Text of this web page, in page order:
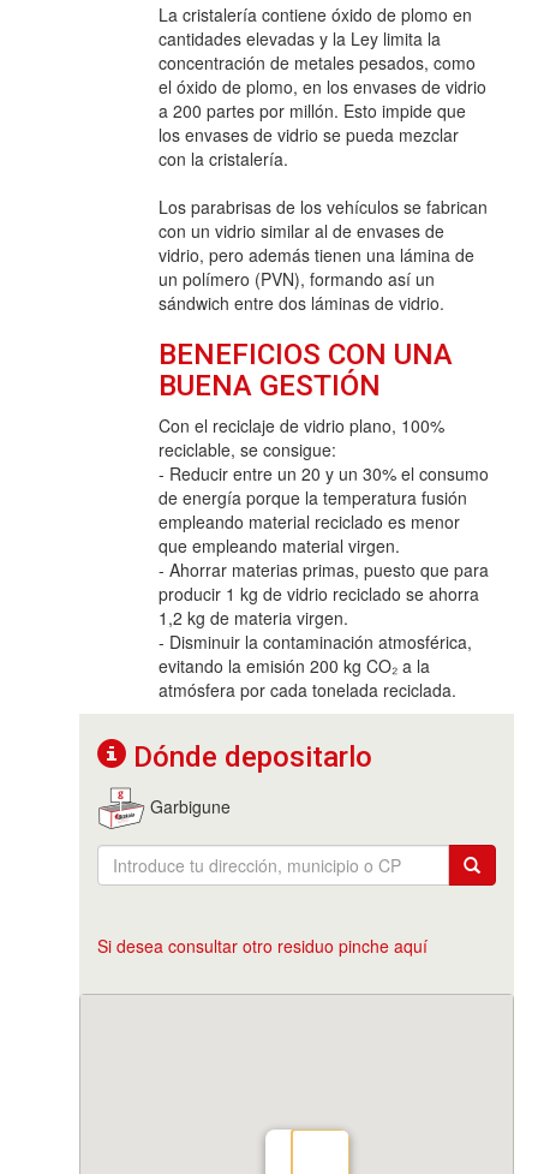
La cristalería contiene óxido de plomo en
cantidades elevadas y la Ley limita la
concentración de metales pesados, como
el óxido de plomo, en los envases de vidrio
a 200 partes por millón. Esto impide que
los envases de vidrio se pueda mezclar
con la cristalería.
Los parabrisas de los vehículos se fabrican
con un vidrio similar al de envases de
vidrio, pero además tienen una lámina de
un polímero (PVN), formando así un
sándwich entre dos láminas de vidrio.
BENEFICIOS CON UNA
BUENA GESTIÓN
Con el reciclaje de vidrio plano, 100%
reciclable, se consigue:
- Reducir entre un 20 y un 30% el consumo
de energía porque la temperatura fusión
empleando material reciclado es menor
que empleando material virgen.
- Ahorrar materias primas, puesto que para
producir 1 kg de vidrio reciclado se ahorra
1,2 kg de materia virgen.
- Disminuir la contaminación atmosférica,
evitando la emisión 200 kg CO₂ a la
atmósfera por cada tonelada reciclada.
Dónde depositarlo
Garbigune
Si desea consultar otro residuo pinche aquí